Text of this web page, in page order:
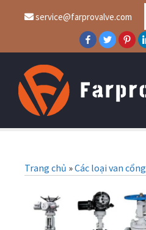
service@farprovalve.com
Trang chủ »Các loại van cổng